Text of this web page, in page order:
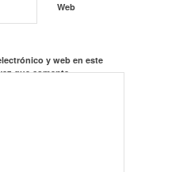
Web
y web en este
que comente.